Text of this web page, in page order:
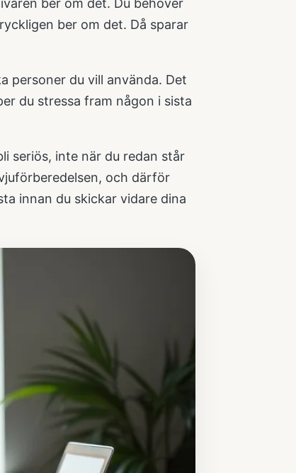
ber om det. Du behöver
ber om det. Då sparar
personer du vill använda. Det
du stressa fram någon i sista
seriös, inte när du redan står
och därför
innan du skickar vidare dina